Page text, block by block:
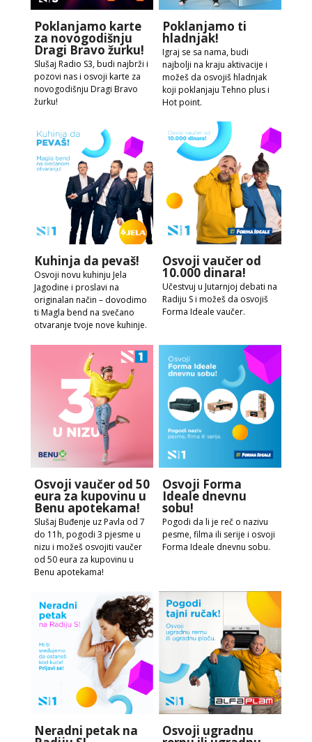
Poklanjamo karte
za novogodišnju
Dragi Bravo žurku!
Slušaj Radio S3, budi najbrži i
pozovi nas i osvoji karte za
novogodišnju Dragi Bravo
žurku!
Poklanjamo ti
hladnjak!
Igraj se sa nama, budi
najbolji na kraju aktivacije i
možeš da osvojiš hladnjak
koji poklanjaju Tehno plus i
Hot point.
Kuhinja da pevaš!
Osvoji novu kuhinju Jela
Jagodine i proslavi na
originalan način – dovodimo
ti Magla bend na svečano
otvaranje tvoje nove kuhinje.
Osvoji vaučer od
10.000 dinara!
Učestvuj u Jutarnjoj debati na
Radiju S i možeš da osvojiš
Forma Ideale vaučer.
Osvoji vaučer od 50
eura za kupovinu u
Benu apotekama!
Slušaj Buđenje uz Pavla od 7
do 11h, pogodi 3 pjesme u
nizu i možeš osvojiti vaučer
od 50 eura za kupovinu u
Benu apotekama!
Osvoji Forma
Ideale dnevnu
sobu!
Pogodi da li je reč o nazivu
pesme, filma ili serije i osvoji
Forma Ideale dnevnu sobu.
Neradni petak na Osvoji ugradnu